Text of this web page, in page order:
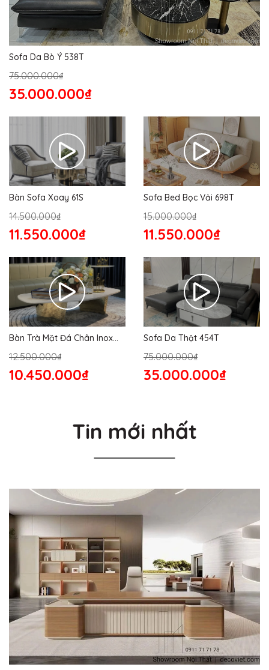
Sofa Da Bò Ý 538T
75.000.000₫
35.000.000₫
Bàn Sofa Xoay 61S
14.500.000₫
11.550.000₫
Sofa Bed Bọc Vải 698T
15.000.000₫
11.550.000₫
Bàn Trà Mặt Đá Chân Inox
12.500.000₫
10.450.000₫
Sofa Da Thật 454T
75.000.000₫
35.000.000₫
Tin mới nhất